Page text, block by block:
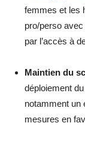
femmes et les
pro/perso
par l’accès à
Maintien du
déploiement du
notamment un
mesures en